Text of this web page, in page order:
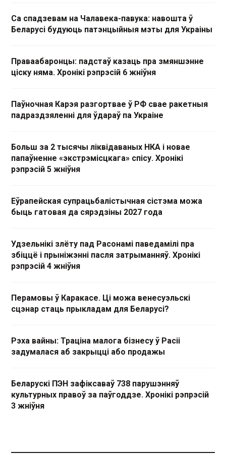
Са спадзевам на Чалавека-павука: навошта ў
Беларусі будуюць патэнцыйныя мэты для Украіны
Праваабаронцы: падстаў казаць пра змяншэнне
ціску няма. Хронікі рэпрэсій 6 жніўня
Паўночная Карэя разгортвае ў РФ свае ракетныя
падраздзяленні для ўдараў па Украіне
Больш за 2 тысячы ліквідаваных НКА і новае
папаўненне «экстрэмісцкага» спісу. Хронікі
рэпрэсій 5 жніўня
Еўрапейская супрацьбалістычная сістэма можа
быць гатовая да сярэдзіны 2027 года
Удзельнікі злёту пад Расонамі паведамілі пра
збіццё і прыніжэнні пасля затрыманняў. Хронікі
рэпрэсій 4 жніўня
Перамовы ў Каракасе. Ці можа венесуэльскі
сцэнар стаць прыкладам для Беларусі?
Рэха вайны: Траціна малога бізнесу ў Расіі
задумалася аб закрыцці або продажы
Беларускі ПЭН зафіксаваў 738 парушэнняў
культурных правоў за паўгоддзе. Хронікі рэпрэсій
3 жніўня